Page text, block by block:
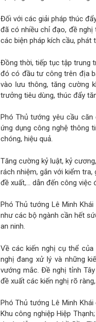
Đối với các giải pháp thúc
đã có nhiều chỉ đạo, đề nghị
các biện pháp kích cầu,
Đồng thời, tiếp tục tập trung
đó có đầu tư công trên địa
vào lưu thông, tăng cường
trưởng tiêu dùng, thúc đẩy
Phó Thủ tướng yêu cầu
ứng dụng công nghệ thông
chóng, hiệu quả.
Tăng cường kỷ luật, kỷ
rách nhiệm, gắn với kiểm
đề xuất,… dẫn đến công việc
Phó Thủ tướng Lê Minh
như các bộ ngành cần hết
an ninh.
Về các kiến nghị cụ thể
nghị đang xử lý và những
vướng mắc. Đề nghị tỉnh
đề xuất các kiến nghị rõ
Phó Thủ tướng Lê Minh
Khu công nghiệp Hiệp